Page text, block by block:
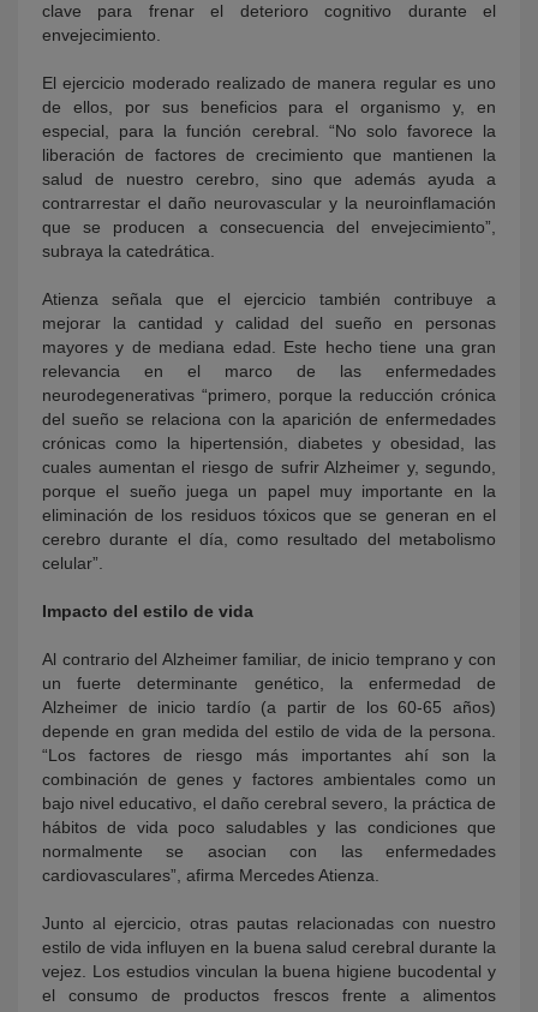
clave para frenar el deterioro cognitivo durante el
envejecimiento.
El ejercicio moderado realizado de manera regular es uno
de ellos, por sus beneficios para el organismo y, en
especial, para la función cerebral. “No solo favorece la
liberación de factores de crecimiento que mantienen la
salud de nuestro cerebro, sino que además ayuda a
contrarrestar el daño neurovascular y la neuroinflamación
que se producen a consecuencia del envejecimiento”,
subraya la catedrática.
Atienza señala que el ejercicio también contribuye a
mejorar la cantidad y calidad del sueño en personas
mayores y de mediana edad. Este hecho tiene una gran
relevancia en el marco de las enfermedades
neurodegenerativas “primero, porque la reducción crónica
del sueño se relaciona con la aparición de enfermedades
crónicas como la hipertensión, diabetes y obesidad, las
cuales aumentan el riesgo de sufrir Alzheimer y, segundo,
porque el sueño juega un papel muy importante en la
eliminación de los residuos tóxicos que se generan en el
cerebro durante el día, como resultado del metabolismo
celular”.
Impacto del estilo de vida
Al contrario del Alzheimer familiar, de inicio temprano y con
un fuerte determinante genético, la enfermedad de
Alzheimer de inicio tardío (a partir de los 60-65 años)
depende en gran medida del estilo de vida de la persona.
“Los factores de riesgo más importantes ahí son la
combinación de genes y factores ambientales como un
bajo nivel educativo, el daño cerebral severo, la práctica de
hábitos de vida poco saludables y las condiciones que
normalmente se asocian con las enfermedades
cardiovasculares”, afirma Mercedes Atienza.
Junto al ejercicio, otras pautas relacionadas con nuestro
estilo de vida influyen en la buena salud cerebral durante la
vejez. Los estudios vinculan la buena higiene bucodental y
el consumo de productos frescos frente a alimentos